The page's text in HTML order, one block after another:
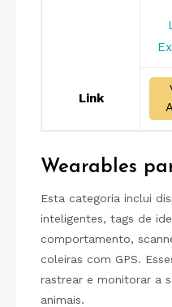
Link
Wearables
Esta categoria inclui
inteligentes, tags de
comportamento,
coleiras com GPS.
rastrear e monitorar a
animais.